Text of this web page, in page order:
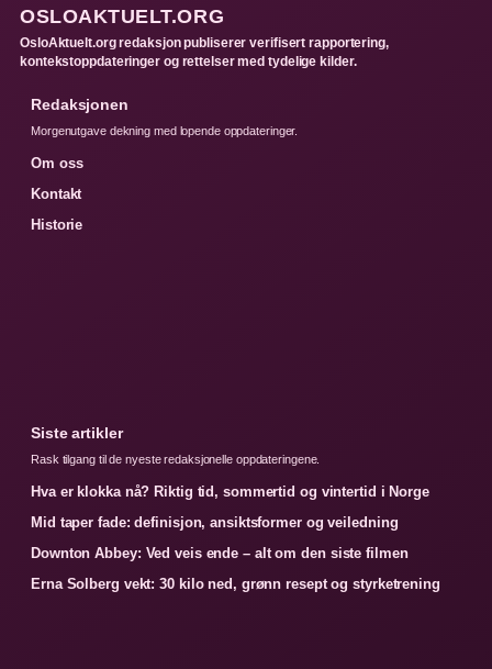
OSLOAKTUELT.ORG
OsloAktuelt.org redaksjon publiserer verifisert rapportering,
kontekstoppdateringer og rettelser med tydelige kilder.
Redaksjonen
Morgenutgave dekning med lopende oppdateringer.
Om oss
Kontakt
Historie
Siste artikler
Rask tilgang til de nyeste redaksjonelle oppdateringene.
Hva er klokka nå? Riktig tid, sommertid og vintertid i Norge
Mid taper fade: definisjon, ansiktsformer og veiledning
Downton Abbey: Ved veis ende – alt om den siste filmen
Erna Solberg vekt: 30 kilo ned, grønn resept og styrketrening